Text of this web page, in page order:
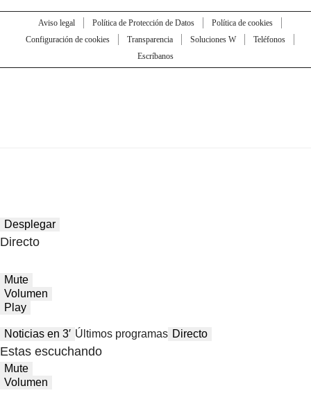
Aviso legal Política de Protección de Datos
Política de cookies
Configuración de cookies
Transparencia Soluciones W
Teléfonos
Escríbanos
Desplegar
Directo
Mute
Volumen
Play
Noticias en 3′ Últimos programas Directo
Estas escuchando
Mute
Volumen